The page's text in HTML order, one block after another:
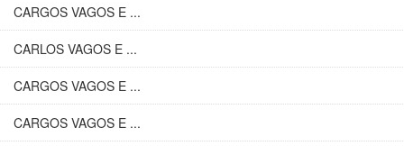
CARGOS VAGOS E ...
CARLOS VAGOS E ...
CARGOS VAGOS E ...
CARGOS VAGOS E ...